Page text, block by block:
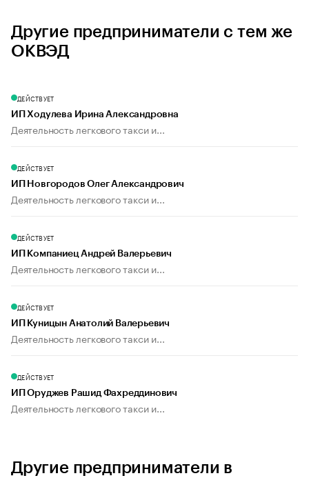
Другие предприниматели с тем же
ОКВЭД
ДЕЙСТВУЕТ
ИП Ходулева Ирина Александровна
Деятельность легкового такси и...
ДЕЙСТВУЕТ
ИП Новгородов Олег Александрович
Деятельность легкового такси и...
ДЕЙСТВУЕТ
ИП Компаниец Андрей Валерьевич
Деятельность легкового такси и...
ДЕЙСТВУЕТ
ИП Куницын Анатолий Валерьевич
Деятельность легкового такси и...
ДЕЙСТВУЕТ
ИП Оруджев Рашид Фахреддинович
Деятельность легкового такси и...
Другие предприниматели в